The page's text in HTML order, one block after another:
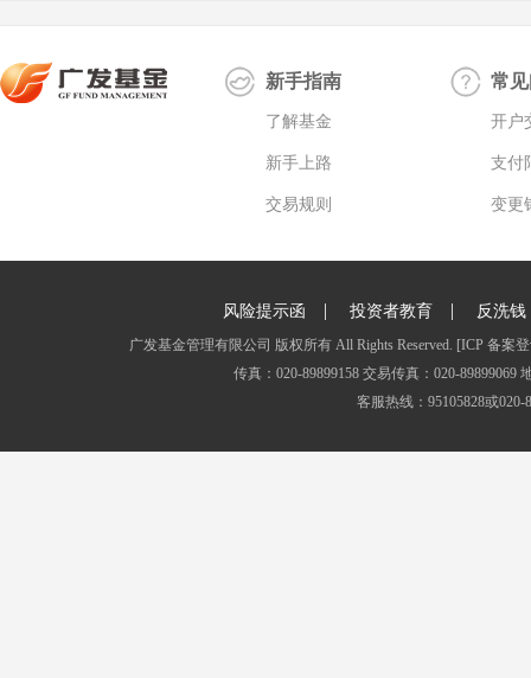
新手指南
了解基金
新手上路
交易规则
常
开户
支付
变更
风险提示函 | 投资者教育 | 反洗钱
广发基金管理有限公司 版权所有 All Rights Reserved. [ICP 备案
传真：020-89899158 交易传真：020-
客服热线：95105828或020-